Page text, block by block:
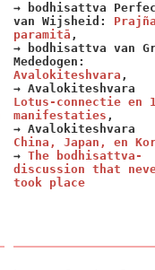
→ bodhisattva
van Wijsheid:
paramitā ,
→ bodhisattva van
Mededogen:
Avalokiteshvara ,
→ Avalokiteshvara
Lotus-connectie en
manifestaties ,
→ Avalokiteshvara
China, Japan, en
→ The bodhisattva-
discussion that
took place